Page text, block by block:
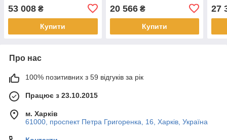
53 008 ₴
Купити
20 566₴
Купити
27
Про нас
100% позитивних з 59 відгуків за рік
Працює з 23.10.2015
м. Харків
61000, проспект Петра Григоренка, 16, Харків, Україна